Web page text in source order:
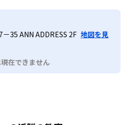
35 ANN ADDRESS 2F 地図を見
在できません